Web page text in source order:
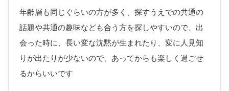
年齢層も同じぐらいの方が多く、探すうえでの共通の
話題や共通の趣味なども合う方を探しやすいので、出
会った時に、長い変な沈黙が生まれたり、変に人見知
りが出たりが少ないので、あってからも楽しく過ごせ
るからいいです